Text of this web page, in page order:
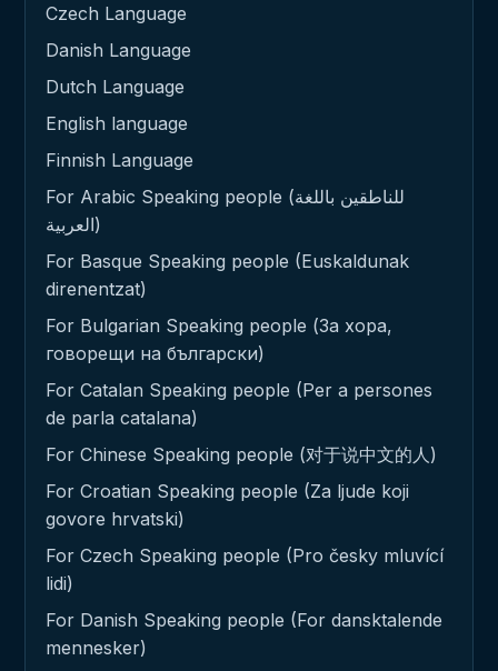
Czech Language
Danish Language
Dutch Language
English language
Finnish Language
For Arabic Speaking people (للناطقين باللغة
العربية)
For Basque Speaking people (Euskaldunak
direnentzat)
For Bulgarian Speaking people (За хора,
говорещи на български)
For Catalan Speaking people (Per a persones
de parla catalana)
For Chinese Speaking people (对于说中文的人)
For Croatian Speaking people (Za ljude koji
govore hrvatski)
For Czech Speaking people (Pro česky mluvící
lidi)
For Danish Speaking people (For dansktalende
mennesker)